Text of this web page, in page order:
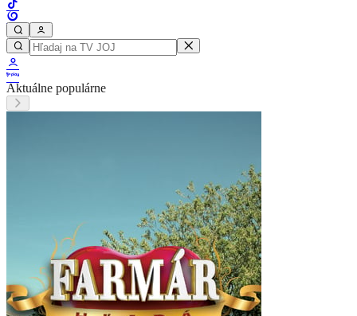
Aktuálne populárne